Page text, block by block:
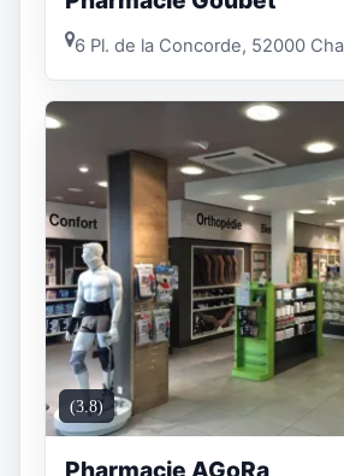
6 Pl. de la Concorde, 52000
(3.8)